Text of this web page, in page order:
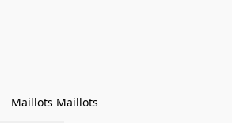
Maillots Maillots